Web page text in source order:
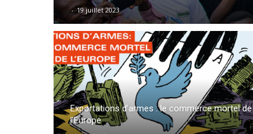
- 19 juillet 2023
Exportations d’armes : le commerce mortel de
l’Europe